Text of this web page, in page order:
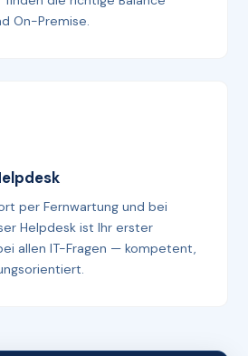
On-Premise.
per Fernwartung und bei
Helpdesk ist Ihr erster
allen IT-Fragen — kompetent,